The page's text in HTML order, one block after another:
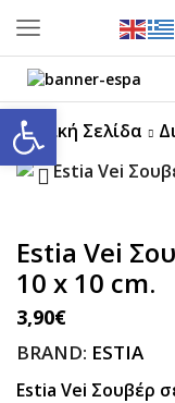
Αρχική Σελίδα
Estia Vei
10 x 10 cm.
3,90€
BRAND: ESTIA
Estia Vei Σουβέρ
Ανοίξτε τη γραμμή